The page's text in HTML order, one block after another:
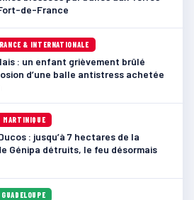
de-France
& INTERNATIONALE
: un enfant grièvement brûlé
d’une balle antistress achetée
MARTINIQUE
: jusqu’à 7 hectares de la
Génipa détruits, le feu désormais
GUADELOUPE